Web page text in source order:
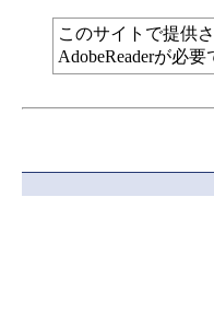
このサイトで提供
AdobeReaderが必